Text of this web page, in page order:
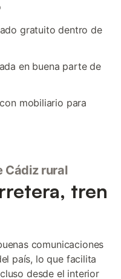
gratuito dentro de
en buena parte de
mobiliario para
Cádiz rural
tren
comunicaciones
país, lo que facilita
desde el interior